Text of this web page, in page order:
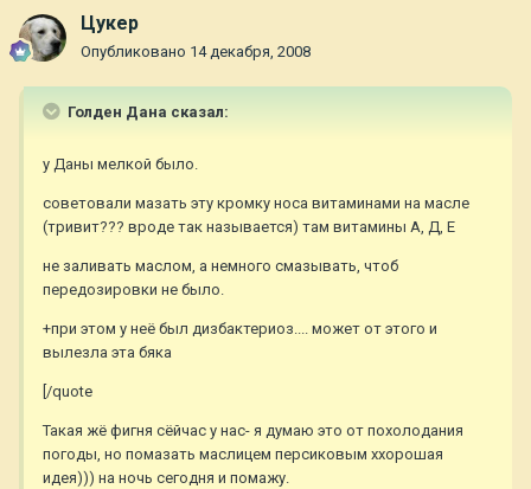
Цукер
Опубликовано 14 декабря, 2008
Голден Дана сказал:
у Даны мелкой было.
советовали мазать эту кромку носа витаминами на масле
(тривит??? вроде так называется) там витамины А, Д, Е
не заливать маслом, а немного смазывать, чтоб
передозировки не было.
+при этом у неё был дизбактериоз.... может от этого и
вылезла эта бяка
[/quote
Такая жё фигня сёйчас у нас- я думаю это от похолодания
погоды, но помазать маслицем персиковым ххорошая
идея))) на ночь сегодня и помажу.